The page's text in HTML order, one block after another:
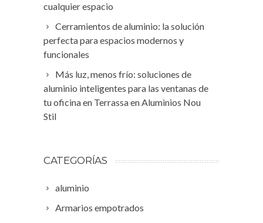
cualquier espacio
Cerramientos de aluminio: la solución
perfecta para espacios modernos y
funcionales
Más luz, menos frío: soluciones de
aluminio inteligentes para las ventanas de
tu oficina en Terrassa en Aluminios Nou
Stil
CATEGORÍAS
aluminio
Armarios empotrados